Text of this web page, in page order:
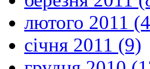
лютого 2011
січня 2011 (9)